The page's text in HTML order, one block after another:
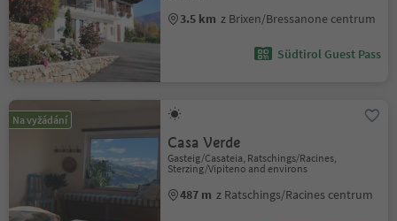
3.5 km z Brixen/Bressanone centrum
Südtirol Guest Pass
Na vyžádání
Casa Verde
Gasteig/Casateia, Ratschings/Racines,
Sterzing/Vipiteno and environs
487 m z Ratschings/Racines centrum